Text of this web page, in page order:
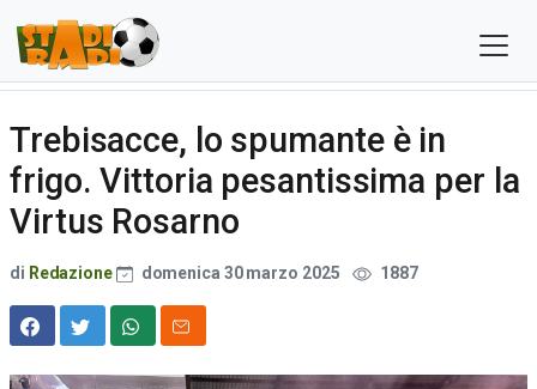
Trebisacce, lo spumante è in
frigo. Vittoria pesantissima per la
Virtus Rosarno
di Redazione domenica 30 marzo 2025 1887